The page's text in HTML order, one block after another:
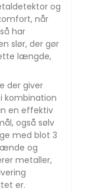
og
når
har
slør, der gør
længde,
der giver
kombination
en effektiv
også sølv
med blot 3
og
metaller,
er.